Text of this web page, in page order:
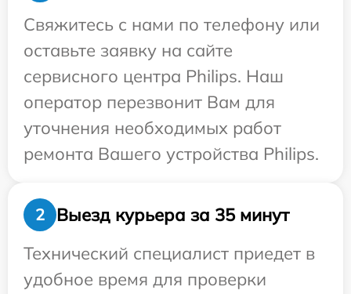
Свяжитесь с нами по телефону или
оставьте заявку на сайте
сервисного центра Philips. Наш
оператор перезвонит Вам для
уточнения необходимых работ
ремонта Вашего устройства Philips.
2
Выезд курьера за 35 минут
Технический специалист приедет в
удобное время для проверки